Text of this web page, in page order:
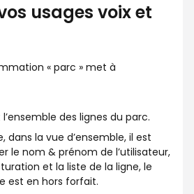
usages voix et
« parc » met à
des lignes du parc.
dans la vue d’ensemble, il est
le nom & prénom de l’utilisateur,
et la liste de la ligne, le
est en hors forfait.